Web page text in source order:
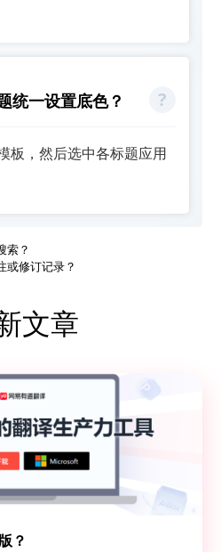
统一设置底色？
板，然后选中各标题应用
索？
或修订记录？
文章
？